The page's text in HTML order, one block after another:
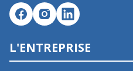
L'ENTREPRISE